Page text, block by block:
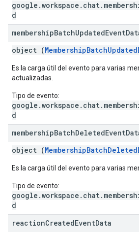
d
membershipBatchUpdatedEvent
object (
Es la carga útil del evento para varias
actualizadas.
Tipo de evento:
d
membershipBatchDeletedEvent
object (
Es la carga útil del evento para varias
Tipo de evento:
d
reactionCreatedEventData